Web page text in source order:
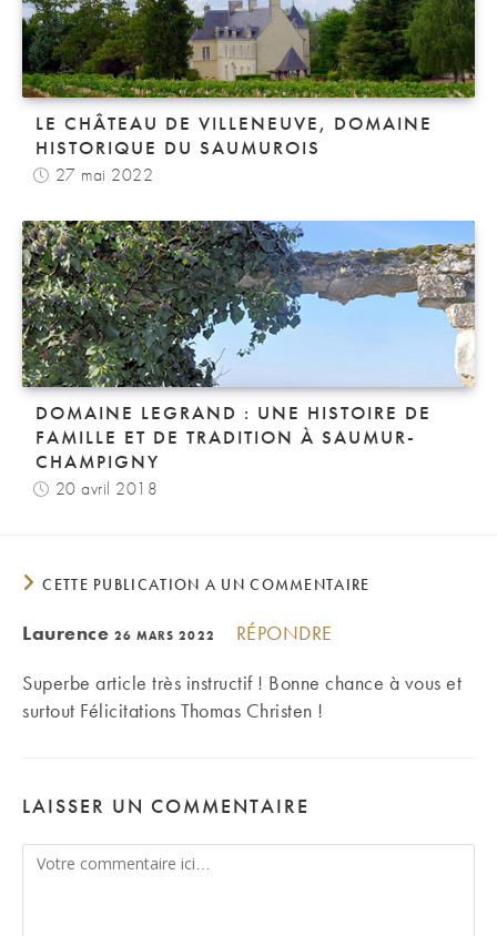
LE CHÂTEAU DE VILLENEUVE, DOMAINE
HISTORIQUE DU SAUMUROIS
27 mai 2022
DOMAINE LEGRAND : UNE HISTOIRE DE
FAMILLE ET DE TRADITION À SAUMUR-
CHAMPIGNY
20 avril 2018
CETTE PUBLICATION A UN COMMENTAIRE
Laurence 26 MARS 2022
RÉPONDRE
Superbe article très instructif ! Bonne chance à vous et
surtout Félicitations Thomas Christen !
LAISSER UN COMMENTAIRE
Comment